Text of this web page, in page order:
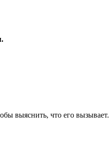
выяснить, что его вызывает.